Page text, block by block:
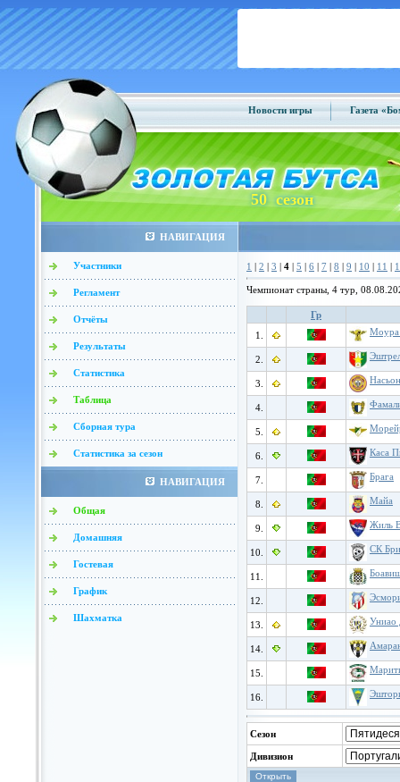
Новости игры Газета
50 сезон
НАВИГАЦИЯ
Участники
Регламент
Отчёты
Результаты
Статистика
Таблица
Сборная тура
Статистика за сезон
НАВИГАЦИЯ
Общая
Домашняя
Гостевая
График
Шахматка
1 | 2 | 3 | 4 | 5 | 6 | 7 | 8 | 9 | 10 | 11 |
Чемпионат страны, 4 тур,
Гр
1.
Моура
2.
3.
4.
5.
6. Каса
7. Брага
8. Майа
9. Жиль
10. СК
11.
12.
13. Униао
14.
15.
16.
Сезон
Дивизион